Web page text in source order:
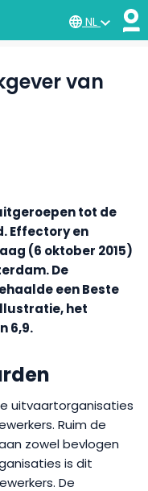
NL
van
tot de
Effectory en
(6 oktober 2015)
De
een Beste
het
6,9.
uitvaartorganisaties
Ruim de
zowel bevlogen
is dit
De